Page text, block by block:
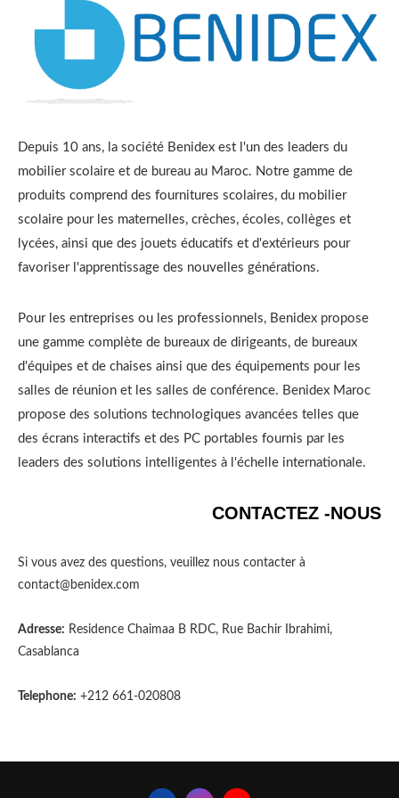
Tableau interactif
Tableaux
Tables
Depuis 10 ans, la société Benidex est l'un des leaders du
mobilier scolaire et de bureau au Maroc. Notre gamme de
produits comprend des fournitures scolaires, du mobilier
scolaire pour les maternelles, crèches, écoles, collèges et
lycées, ainsi que des jouets éducatifs et d'extérieurs pour
favoriser l'apprentissage des nouvelles générations.
Pour les entreprises ou les professionnels, Benidex propose
une gamme complète de bureaux de dirigeants, de bureaux
d'équipes et de chaises ainsi que des équipements pour les
salles de réunion et les salles de conférence. Benidex Maroc
propose des solutions technologiques avancées telles que
des écrans interactifs et des PC portables fournis par les
leaders des solutions intelligentes à l'échelle internationale.
CONTACTEZ -NOUS
Si vous avez des questions, veuillez nous contacter à
contact@benidex.com
Adresse: Residence Chaimaa B RDC, Rue Bachir Ibrahimi,
Casablanca
Telephone: +212 661-020808